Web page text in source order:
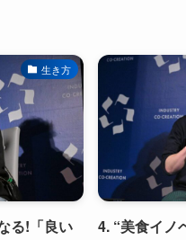
生き方
る!「良い
4. “美食イノ